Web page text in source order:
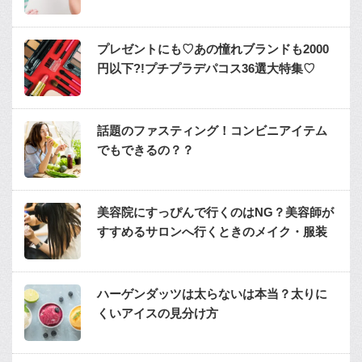
プレゼントにも♡あの憧れブランドも2000
円以下?!プチプラデパコス36選大特集♡
話題のファスティング！コンビニアイテム
でもできるの？？
美容院にすっぴんで行くのはNG？美容師が
すすめるサロンへ行くときのメイク・服装
ハーゲンダッツは太らないは本当？太りに
くいアイスの見分け方